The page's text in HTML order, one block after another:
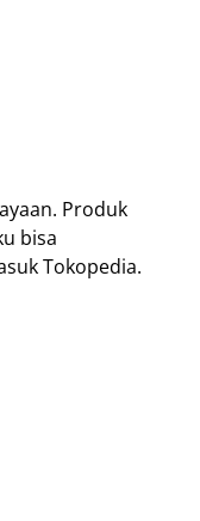
Produk
bisa
Tokopedia.